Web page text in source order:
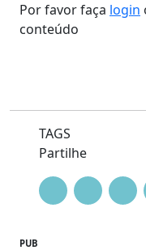
Por favor faça login
conteúdo
TAGS
Partilhe
PUB